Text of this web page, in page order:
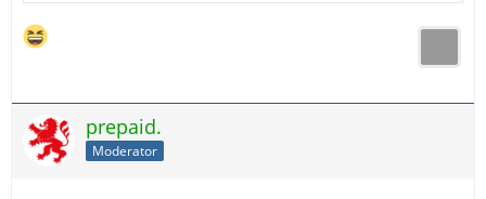
prepaid.
Moderator